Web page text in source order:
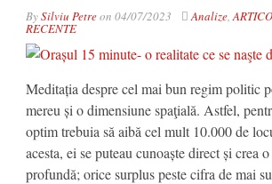
BySilviu Petreon 04/07/2023 Analize
RECENTE
Meditația despre cel mai bun regim politic
mereu și o dimensiune spaţială. Astfel,
optim trebuia să aibă cel mult 10.000 de
acesta, ei se puteau cunoaște direct și crea
profundă; orice surplus peste cifra de mai